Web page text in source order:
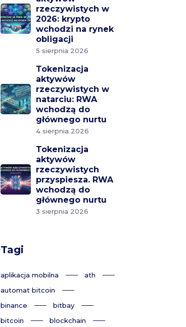
rzeczywistych w
2026: krypto
wchodzi na rynek
obligacji
5 sierpnia 2026
Tokenizacja
aktywów
rzeczywistych w
natarciu: RWA
wchodzą do
głównego nurtu
4 sierpnia 2026
Tokenizacja
aktywów
rzeczywistych
przyspiesza. RWA
wchodzą do
głównego nurtu
3 sierpnia 2026
Tagi
aplikacja mobilna
ath
automat bitcoin
binance
bitbay
bitcoin
blockchain